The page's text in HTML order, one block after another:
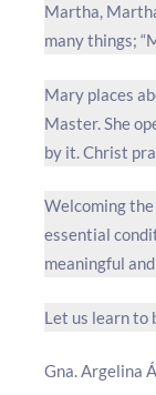
Martha,
many things;
Mary places
Master. She
by it. Christ
Welcoming
essential
meaningful
Let us learn to
Gna. Argelina